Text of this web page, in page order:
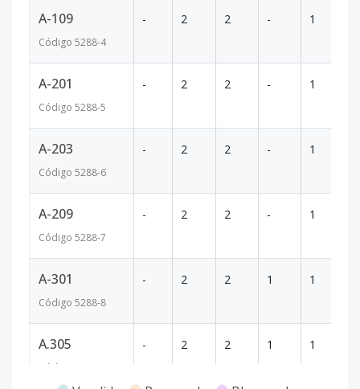
A-109
Código 5288-4
- 2 2 - 1
A-201
Código 5288-5
- 2 2 - 1
A-203
Código 5288-6
- 2 2 - 1
A-209
Código 5288-7
- 2 2 - 1
A-301
Código 5288-8
- 2 2 1 1
A.305
Código
- 2 2 1 1